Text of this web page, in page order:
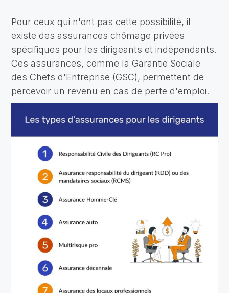
Pour ceux qui n'ont pas cette possibilité, il
existe des assurances chômage privées
spécifiques pour les dirigeants et indépendants.
Ces assurances, comme la Garantie Sociale
des Chefs d'Entreprise (GSC), permettent de
percevoir un revenu en cas de perte d'emploi.